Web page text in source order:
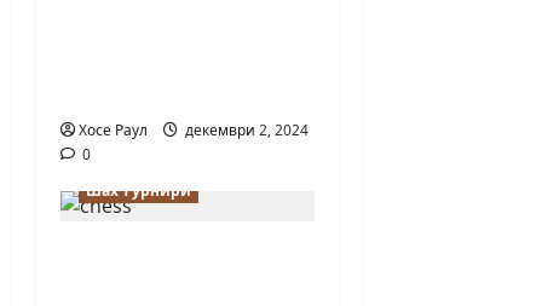
Хосе Раул
декември 2, 2024
0Турнири в България
Шах турнири